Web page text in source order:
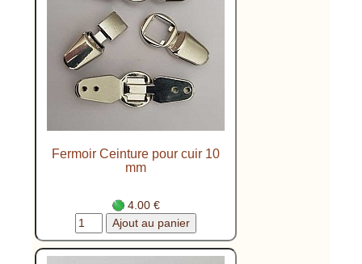
Fermoir Ceinture pour cuir 10
mm
4.00 €